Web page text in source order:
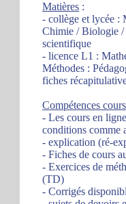
Matières :
- collège et lycée :
Chimie / Biologie /
scientifique
- licence L1 :
Méthodes :
fiches
Compétences
- Les cours en
conditions comme
- explication (ré-
- Fiches de cours
- Exercices de
(TD)
- Corrigés